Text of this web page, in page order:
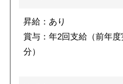
昇給：あり
賞与：年2回支給（前年度
分）